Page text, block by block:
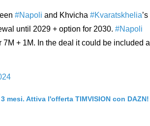
#Napoli and Khvicha #Kvaratskhelia’s
until 2029 + option for 2030. #Napoli
+ 1M. In the deal it could be included a
mesi. Attiva l'offerta TIMVISION con DAZN!